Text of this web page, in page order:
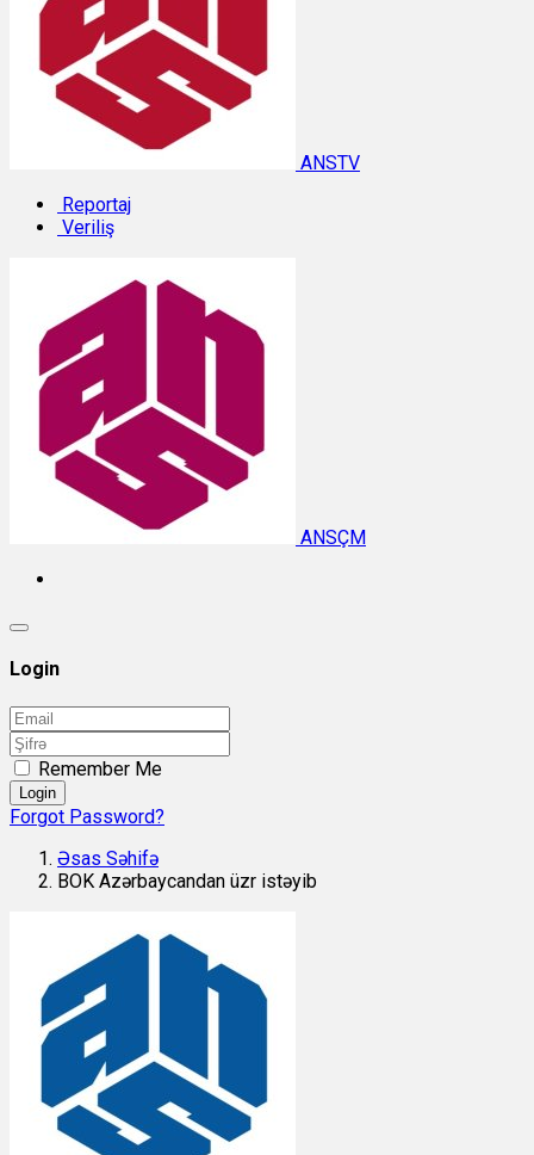
ANSTV
Reportaj
Veriliş
ANSÇM
Login
Remember Me
Login
Forgot Password?
Əsas Səhifə
BOK Azərbaycandan üzr istəyib